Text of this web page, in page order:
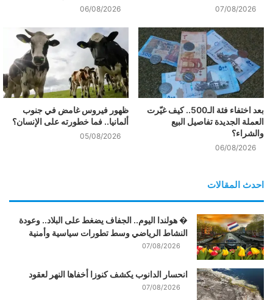
07/08/2026
06/08/2026
بعد اختفاء فئة الـ500.. كيف غيّرت
العملة الجديدة تفاصيل البيع
والشراء؟
06/08/2026
ظهور فيروس غامض في جنوب
ألمانيا.. فما خطورته على الإنسان؟
05/08/2026
احدث المقالات
� هولندا اليوم.. الجفاف يضغط على البلاد.. وعودة
النشاط الرياضي وسط تطورات سياسية وأمنية
07/08/2026
انحسار الدانوب يكشف كنوزا أخفاها النهر لعقود
07/08/2026